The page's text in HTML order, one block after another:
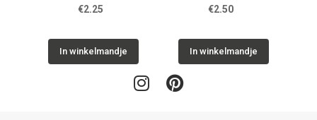
€2.25
In winkelmandje
€2.50
In winkelmandje